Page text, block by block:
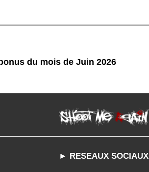
du mois de Juin 2026
► RESEAUX SOCIAUX